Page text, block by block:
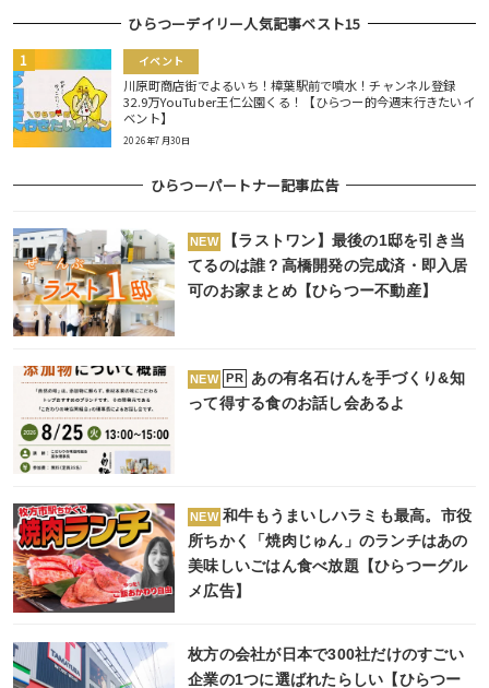
ひらつーデイリー人気記事ベスト15
イベント
川原町商店街でよるいち！樟葉駅前で噴水！チャンネル登録
32.9万YouTuber王仁公園くる！【ひらつー的今週末行きたいイ
ベント】
2026年7月30日
ひらつーパートナー記事広告
NEW
【ラストワン】最後の1邸を引き当
てるのは誰？高橋開発の完成済・即入居
可のお家まとめ【ひらつー不動産】
NEW PR
あの有名石けんを手づくり&知
って得する食のお話し会あるよ
NEW 和牛もうまいしハラミも最高。市役
所ちかく「焼肉じゅん」のランチはあの
美味しいごはん食べ放題【ひらつーグル
メ広告】
枚方の会社が日本で300社だけのすごい
企業の1つに選ばれたらしい【ひらつー